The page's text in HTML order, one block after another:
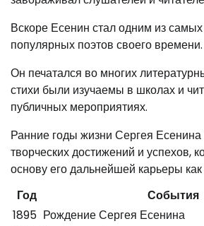
Вскоре Есенин стал одним из
популярных поэтов своего времени.
Он печатался во многих
стихи были изучаемы в школах и
публичных мероприятиях.
Ранние годы жизни Сергея
творческих достижений и успехов,
основу его дальнейшей карьеры как
Год
События
1895 Рождение Сергея Есенина